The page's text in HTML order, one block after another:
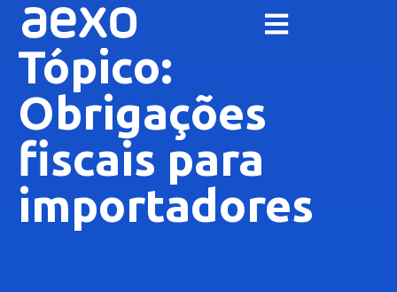
Tópico:
Obrigações
fiscais para
importadores